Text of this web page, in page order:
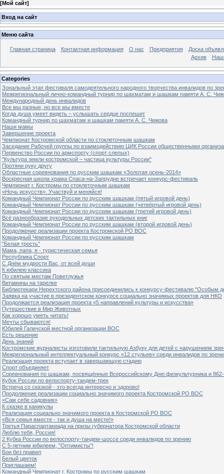
[Мой сайт]
Вход на сайт
Меню сайта
Главная страница Контактная информация О нас Предприятия
Доска
Архив
Categories
Зональный этап фестиваля самодеятельного народного творчества инвалидов по
Межрегиональный лично-командный турнир по шахматам и шашкам памяти А. С.
Международный день инвалидов
Все мы разные, но все мы вместе
Когда душа умеет видеть – услышать сердце поспешит
Командный турнир по шахматам и шашкам памяти А. С. Чижова
Наши мамы
Завершение проекта
Чемпионат Костромской области по стоклеточным шашкам
Заседание Рабочей группы по взаимодействию ЦИК России общественными
Первенство России по армспорту (спорт слепых)
"Культура земли костромской – частица культуры России"
Протяни руку другу
Областные соревнования по русским шашкам «Золотая осень-2014»
Воскресная школа храма Спаса-на-Запрудне встречает конкурс-фестиваль
Чемпионат г. Костромы по стоклеточным шашкам
«Ночь искусств». Участвуй и меняйся!
Командный Чемпионат России по русским шашкам (пятый игровой день)
Командный Чемпионат России по русским шашкам (четвёртый игровой день)
Командный Чемпионат России по русским шашкам (третий игровой день)
Всё разнообразие рукодельных детских тактильных книг
Командный Чемпионат России по русским шашкам (второй игровой день)
Продолжение реализации проекта Костромской РО ВОС
Командный Чемпионат России по русским шашкам
"Белая трость"
Мама, папа, я - туристическая семья
Республика Спорт
С Днём мудрости Вас, от всей души
К юбилею классика
По святым местам Поветлужья
Витамины на тарелке
Библиотекари Нерехтского района присоединились к конкурсу-фестивалю "Особым
Заявка на участие в президентском конкурсе социально значимых проектов для НКО
Продолжается реализация проекта «5 направлений культуры и искусства»
Путешествие в Мир Животных
Как хорошо уметь читать!
Мечты сбываются!
Юбилей Галичской местной организации ВОС
Есть решение
День знаний
Костромские журналисты изготовили тактильную Азбуку для детей с нарушением
Межрегиональный интеллектуальный конкурс «12 стульев» среди инвалидов по
Реализация проекта вступает в завершающую стадию
Спорт объединяет
Соревнования по шашкам, посвящённые Всероссийскому Дню физкультурника и
Кубок России по велоспорту-тандем-трек
Встреча со сказкой - это всегда интересно и здорово!
Продолжение реализации социально значимого проекта Костромской РО ВОС
«Сам себе садовник»
К сказке в каникулы
Реализация социально значимого проекта в Костромской РО ВОС
«Вся семья вместе - так и душа на месте!»
Третья Параспартакиада на призы губернатора Костромской области
Люблю тебя, Россия!
2 Кубка России по велоспорту-тандем-шоссе среди инвалидов по зрению
С 5-летним юбилеем, "Оптимисты"!
Бои без правил
Белый цветок
Приглашаем!
Командный Чемпионат г. Костромы по русским шашкам